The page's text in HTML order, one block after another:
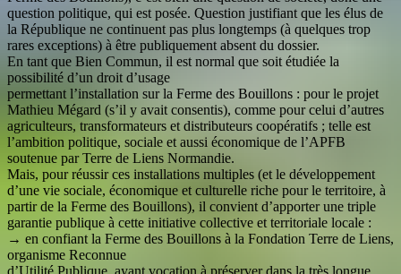
question politique, qui est posée. Question justifiant que les élus de
la République ne continuent pas plus longtemps (à quelques trop
rares exceptions) à être publiquement absent du dossier.
En tant que Bien Commun, il est normal que soit étudiée la
possibilité d’un droit d’usage
permettant l’installation sur la Ferme des Bouillons : pour le projet
Mathieu Mégard (s’il y avait consentis), comme pour celui d’autres
agriculteurs, transformateurs et distributeurs coopératifs ; telle est
l’ambition politique, sociale et aussi économique de l’APFB
soutenue par Terre de Liens Normandie.
Mais, pour réussir ces installations multiples (et le développement
d’une vie sociale, économique et culturelle riche pour le territoire, à
partir de la Ferme des Bouillons), il convient d’apporter une triple
garantie publique à cette initiative collective et territoriale locale :
→ en confiant la Ferme des Bouillons à la Fondation Terre de Liens,
organisme Reconnue
d’Utilité Publique, ayant vocation à préserver dans la très longue